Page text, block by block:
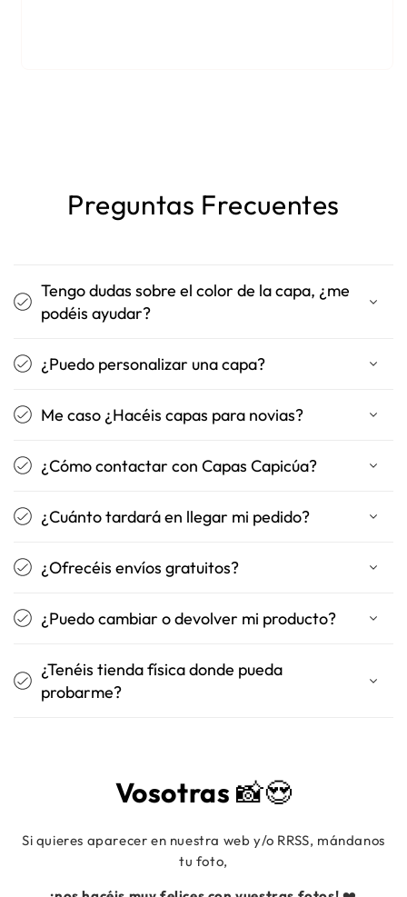
Preguntas Frecuentes
Tengo dudas sobre el color de la capa, ¿me
podéis ayudar?
¿Puedo personalizar una capa?
Me caso ¿Hacéis capas para novias?
¿Cómo contactar con Capas Capicúa?
¿Cuánto tardará en llegar mi pedido?
¿Ofrecéis envíos gratuitos?
¿Puedo cambiar o devolver mi producto?
¿Tenéis tienda física donde pueda
probarme?
Vosotras📸😍
Si quieres aparecer en nuestra web y/o RRSS, mándanos
tu foto,